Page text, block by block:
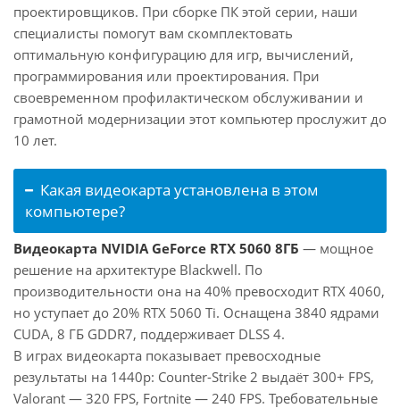
проектировщиков. При сборке ПК этой серии, наши
специалисты помогут вам скомплектовать
оптимальную конфигурацию для игр, вычислений,
программирования или проектирования. При
своевременном профилактическом обслуживании и
грамотной модернизации этот компьютер прослужит до
10 лет.
Какая видеокарта установлена в этом
компьютере?
Видеокарта NVIDIA GeForce RTX 5060 8ГБ — мощное
решение на архитектуре Blackwell. По
производительности она на 40% превосходит RTX 4060,
но уступает до 20% RTX 5060 Ti. Оснащена 3840 ядрами
CUDA, 8 ГБ GDDR7, поддерживает DLSS 4.
В играх видеокарта показывает превосходные
результаты на 1440p: Counter-Strike 2 выдаёт 300+ FPS,
Valorant — 320 FPS, Fortnite — 240 FPS. Требовательные